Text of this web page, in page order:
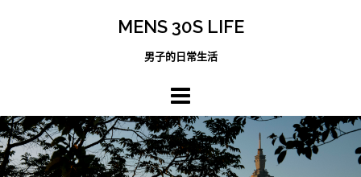
MENS 30S LIFE
男子的日常生活